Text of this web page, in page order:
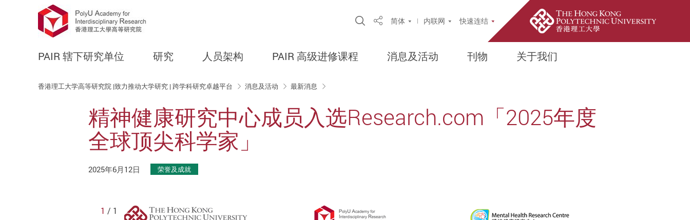
Open Site Search Popup
Share简体 内联网 快速连结
PAIR 辖下研究单位 研究 人员架构 PAIR 高级进修课程 消息及活动 刊物 关于我们
香港理工大学高等研究院 |致力推动大学研究 | 跨学科研究卓越平台 消息及活动 最新消息
精神健康研究中心成员入选Research.com「2025年度
全球顶尖科学家」
2025年6月12日 荣誉及成就
1 / 1